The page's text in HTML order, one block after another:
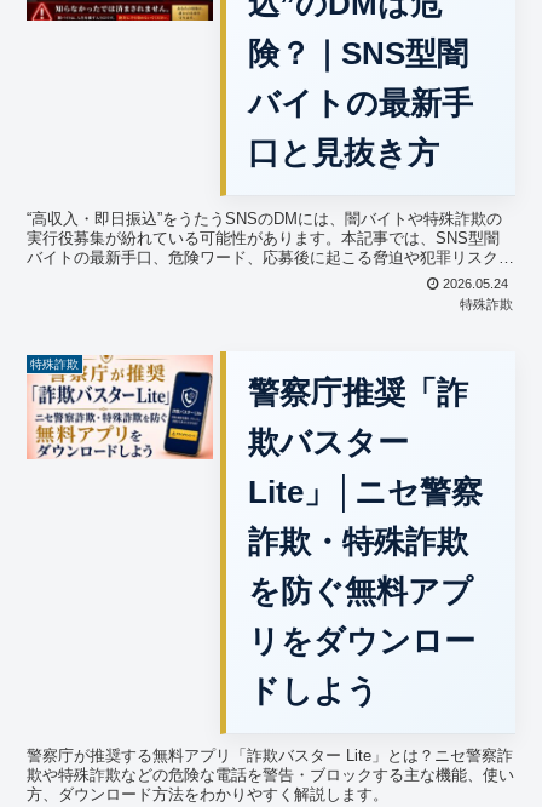
険？｜SNS型闇
バイトの最新手
口と見抜き方
“高収入・即日振込”をうたうSNSのDMには、闇バイトや特殊詐欺の
実行役募集が紛れている可能性があります。本記事では、SNS型闇
バイトの最新手口、危険ワード、応募後に起こる脅迫や犯罪リスク、
家庭・学校・企業でできる防犯対策をGUARD ONが分かりやすく徹
2026.05.24
特殊詐欺
特殊詐欺
警察庁推奨「詐
欺バスター
Lite」│ニセ警察
詐欺・特殊詐欺
を防ぐ無料アプ
リをダウンロー
ドしよう
警察庁が推奨する無料アプリ「詐欺バスター Lite」とは？ニセ警察詐
欺や特殊詐欺などの危険な電話を警告・ブロックする主な機能、使い
方、ダウンロード方法をわかりやすく解説します。